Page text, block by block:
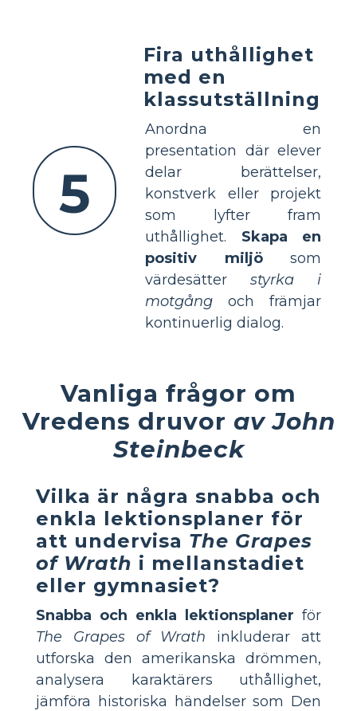
5
Fira uthållighet
med en
klassutställning
Anordna en
presentation där elever
delar berättelser,
konstverk eller projekt
som lyfter fram
uthållighet. Skapa en
positiv miljösom
värdesätter styrka i
motgång och främjar
kontinuerlig dialog.
Vanliga frågor om
Vredens druvor av John
Steinbeck
Vilka är några snabba och
enkla lektionsplaner för
att undervisa The Grapes
of Wrath i mellanstadiet
eller gymnasiet?
Snabba och enkla lektionsplaner för
The Grapes of Wrath inkluderar att
utforska den amerikanska drömmen,
analysera karaktärers uthållighet,
jämföra historiska händelser som Den